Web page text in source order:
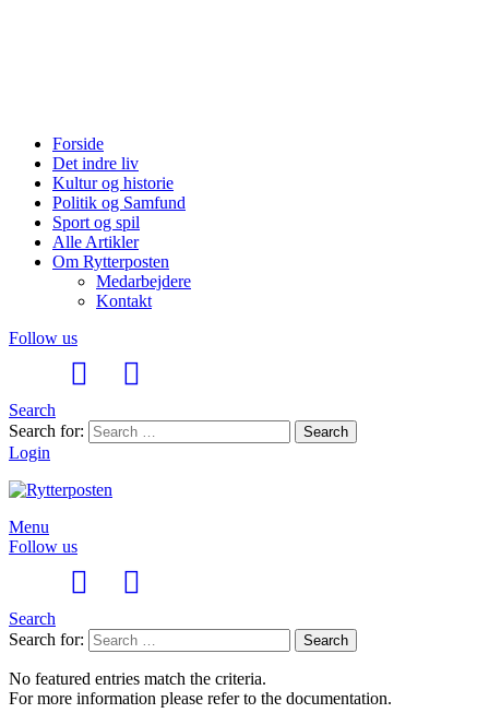
Forside
Det indre liv
Kultur og historie
Politik og Samfund
Sport og spil
Alle Artikler
Om Rytterposten
Medarbejdere
Kontakt
Follow us
Search
Search for:
Search
Login
Menu
Follow us
Search
Search for:
Search
No featured entries match the criteria.
For more information please refer to the documentation.